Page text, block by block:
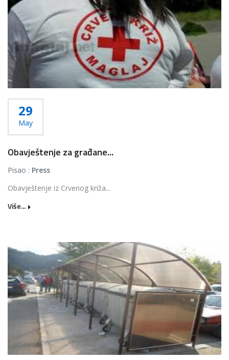
29
May
Obavještenje za građane...
Pisao : Press
Obavještenje iz Crvenog križa...
Više...